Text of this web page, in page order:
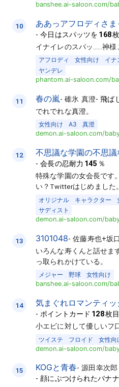
banshee.ai-saloon.com/
10 ああっアフロディさま
-今日はスパッツを 168
イナイレのスパッ……神様
アフロディ 女性向け イナ
ヤンデレ
phantom.ai-saloon.com/
11 春の嵐-碓氷 真澄-飛ば
でれでれな真澄。
女性向け A3
真澄
demon.ai-saloon.com/
12 不思議な学園の不思
-会長の忍耐力 145 ％
特殊な学園の女会長です
い？Twitterはじめました。
オリジナル キャラクター
サディスト
demon.ai-saloon.com/
13 3101048-佐藤寿也+坂
いろんな寿くんと話せま
っ取られかけている。
メジャー 野球
女性向け
banshee.ai-saloon.com/
14 気まぐれロマンティッ
-ポイントカード 128枚目
小エビに対して優しいフ
ツイステ フロイド
女性向
demon.ai-saloon.com/
15 KOGと青春-源田幸次郎
- 顔にぶつけられたバナ